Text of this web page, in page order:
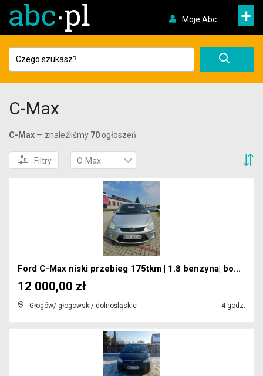
Moje Abc +
C-Max
C-Max — znaleźliśmy 70 ogłoszeń.
Filtry C-Max
Ford C-Max niski przebieg 175tkm | 1.8 benzyna| bo...
Głogów/ głogowski/ dolnośląskie 4 godz.
12 000,00 zł